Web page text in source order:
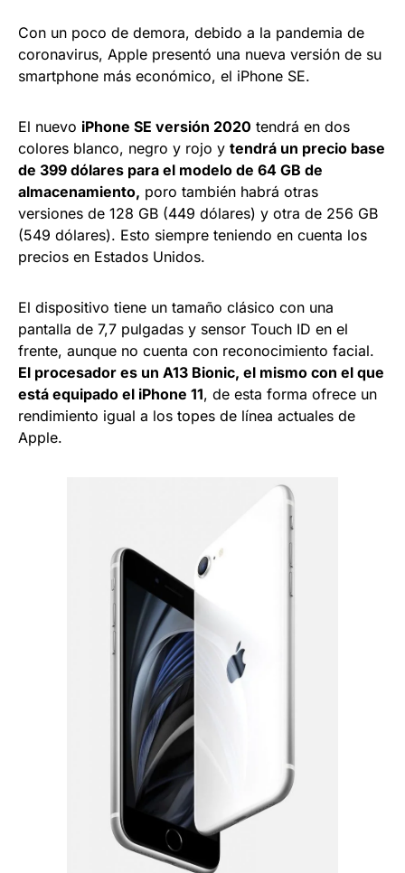
Con un poco de demora, debido a la pandemia de
coronavirus, Apple presentó una nueva versión de su
smartphone más económico, el iPhone SE.
El nuevo iPhone SE versión 2020 tendrá en dos
colores blanco, negro y rojo y tendrá un precio base
de 399 dólares para el modelo de 64 GB de
almacenamiento, poro también habrá otras
versiones de 128 GB (449 dólares) y otra de 256 GB
(549 dólares). Esto siempre teniendo en cuenta los
precios en Estados Unidos.
El dispositivo tiene un tamaño clásico con una
pantalla de 7,7 pulgadas y sensor Touch ID en el
frente, aunque no cuenta con reconocimiento facial.
El procesador es un A13 Bionic, el mismo con el que
está equipado el iPhone 11, de esta forma ofrece un
rendimiento igual a los topes de línea actuales de
Apple.